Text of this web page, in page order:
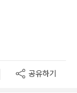
공유하기